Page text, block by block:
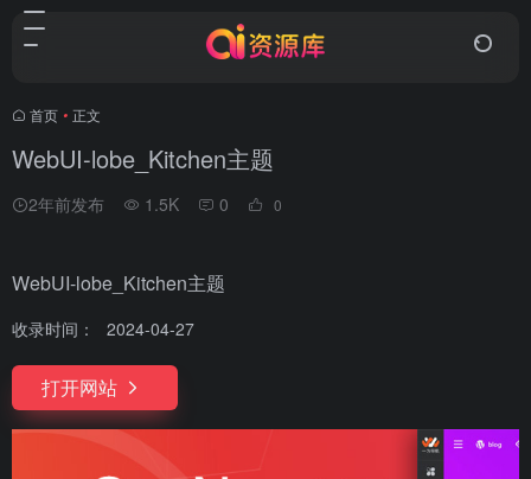
首页 • 正文
WebUI-lobe_Kitchen主题
2年前发布 1.5K 0 0
WebUI-lobe_Kitchen主题
收录时间： 2024-04-27
打开网站